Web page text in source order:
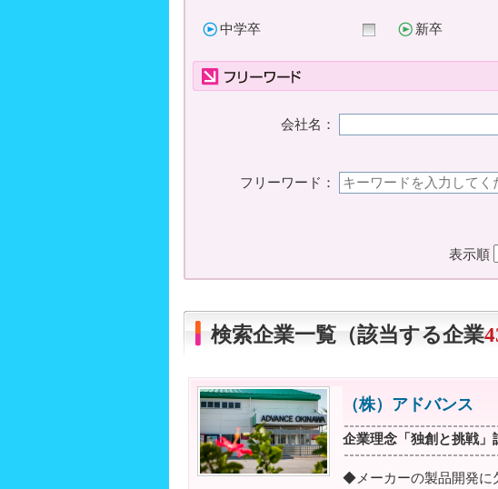
中学卒 新卒
会社名：
フリーワード：
表示順
検索企業一覧（該当する企業
（株）アドバンス
企業理念「独創と挑戦」
◆メーカーの製品開発に